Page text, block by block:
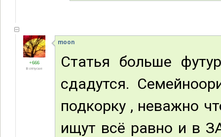
+666
В отпуске
moon
Статья больше
сдадутся.
подкорку , неважно
ищут всё равно и в